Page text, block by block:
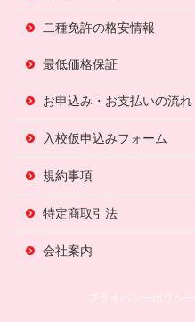
二種免許の格安情報
最低価格保証
お申込み・お支払いの流れ
入校仮申込みフォーム
規約事項
特定商取引法
会社案内
プライバシーポリシー